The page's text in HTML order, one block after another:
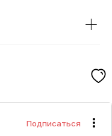
+
Подписаться